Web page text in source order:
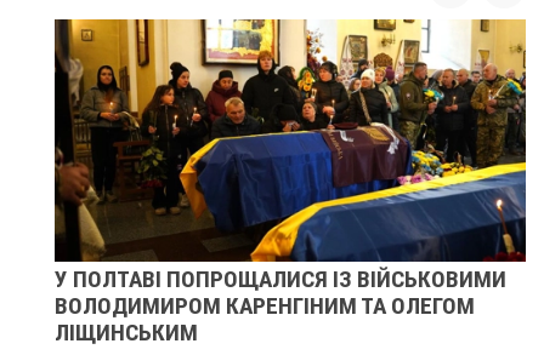
У ПОЛТАВІ ПОПРОЩАЛИСЯ ІЗ ВІЙСЬКОВИМИ
ВОЛОДИМИРОМ КАРЕНГІНИМ ТА ОЛЕГОМ
ЛІЩИНСЬКИМ